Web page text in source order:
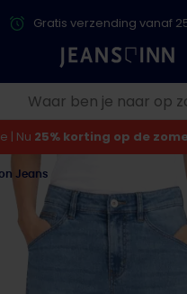
Gratis verzending vanaf
| Nu 25% korting op de
Jeans